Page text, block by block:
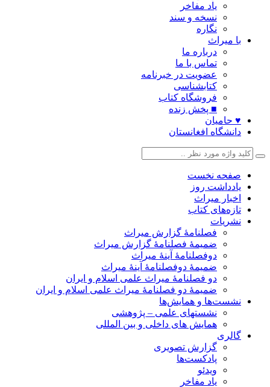
یاد مفاخر
نسخه و سند
نگاره
با میراث
درباره ما
تماس با ما
عضویت در خبرنامه
کتابشناسی
فروشگاه کتاب
■ پخش زنده
♥ حامیان
دانشگاه افغانستان
صفحه نخست
یادداشت روز
اخبار میراث
تازه‌های کتاب
نشریات
فصلنامۀ گزارش میراث
ضمیمۀ فصلنامۀ گزارش میراث
دوفصلنامۀ آینۀ میراث
ضمیمۀ دوفصلنامۀ آینۀ میراث
دو فصلنامۀ میراث علمی اسلام و ایران
ضمیمۀ دو فصلنامۀ میراث علمی اسلام و ایران
نشست‌ها و همایش‌ها
نشستهای علمی – پژوهشی
همایش های داخلی و بین المللی
گالری
گزارش تصویری
پادکست‌ها
ویدئو
یاد مفاخر